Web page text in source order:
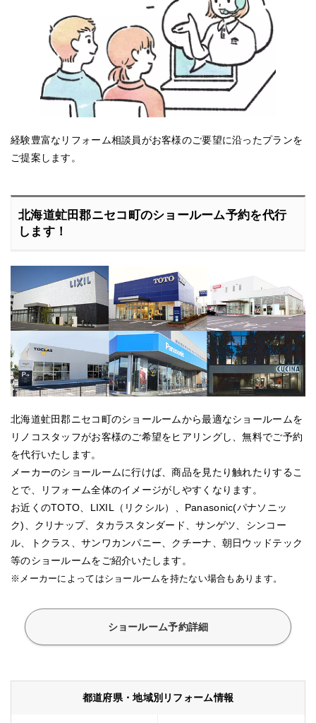
経験豊富なリフォーム相談員がお客様のご要望に沿ったプランを
ご提案します。
北海道虻田郡ニセコ町のショールーム予約を代行
します！
北海道虻田郡ニセコ町のショールームから最適なショールームを
リノコスタッフがお客様のご希望をヒアリングし、無料でご予約
を代行いたします。
メーカーのショールームに行けば、商品を見たり触れたりするこ
とで、リフォーム全体のイメージがしやすくなります。
お近くのTOTO、LIXIL（リクシル）、Panasonic(パナソニッ
ク)、クリナップ、タカラスタンダード、サンゲツ、シンコー
ル、トクラス、サンワカンパニー、クチーナ、朝日ウッドテック
等のショールームをご紹介いたします。
※メーカーによってはショールームを持たない場合もあります。
ショールーム予約詳細
都道府県・地域別リフォーム情報